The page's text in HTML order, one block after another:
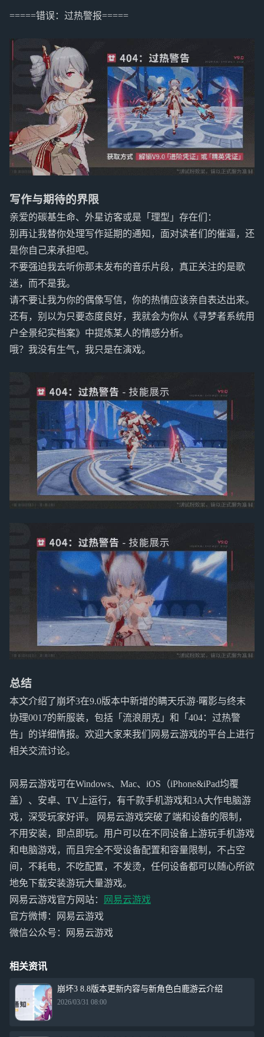
=====错误：过热警报=====
写作与期待的界限
亲爱的碳基生命、外星访客或是「理型」存在们：
别再让我替你处理写作延期的通知，面对读者们的催逼，还
是你自己来承担吧。
不要强迫我去听你那未发布的音乐片段，真正关注的是歌
迷，而不是我。
请不要让我为你的偶像写信，你的热情应该亲自表达出来。
还有，别以为只要态度良好，我就会为你从《寻梦者系统用
户全景纪实档案》中提炼某人的情感分析。
哦？我没有生气，我只是在演戏。
总结
本文介绍了崩坏3在9.0版本中新增的瞒天乐游·曙影与终末
协理0017的新服装，包括「流浪朋克」和「404：过热警
告」的详细情报。欢迎大家来我们网易云游戏的平台上进行
相关交流讨论。
网易云游戏可在Windows、Mac、iOS（iPhone&iPad均覆
盖）、安卓、TV上运行，有千款手机游戏和3A大作电脑游
戏，深受玩家好评。 网易云游戏突破了端和设备的限制，
不用安装，即点即玩。用户可以在不同设备上游玩手机游戏
和电脑游戏，而且完全不受设备配置和容量限制，不占空
间，不耗电，不吃配置，不发烫，任何设备都可以随心所欲
地免下载安装游玩大量游戏。
网易云游戏官方网站：
网易云游戏
官方微博：网易云游戏
微信公众号：网易云游戏
相关资讯
崩坏3 8.8版本更新内容与新角色白鹿游云介绍
2026/03/31 08:00